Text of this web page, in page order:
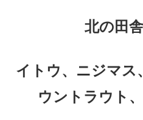
北の田
イトウ、ニジマス
ウントラウト